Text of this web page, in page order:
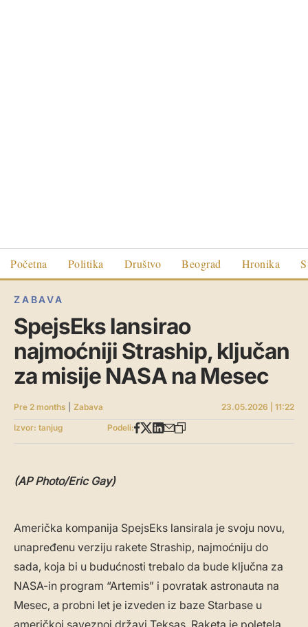
Početna Politika Društvo Beograd Hronika
ZABAVA
SpejsEks lansirao
najmoćniji Straship, ključan
za misije NASA na Mesec
Pre 2 months Zabava
23.05.2026 | 11:22
Izvor: tanjug
Podeli:
(AP Photo/Eric Gay)
Američka kompanija SpejsEks lansirala je svoju novu,
unapređenu verziju rakete Straship, najmoćniju do
sada, koja bi u budućnosti trebalo da bude ključna za
NASA-in program “Artemis” i povratak astronauta na
Mesec, a probni let je izveden iz baze Starbase u